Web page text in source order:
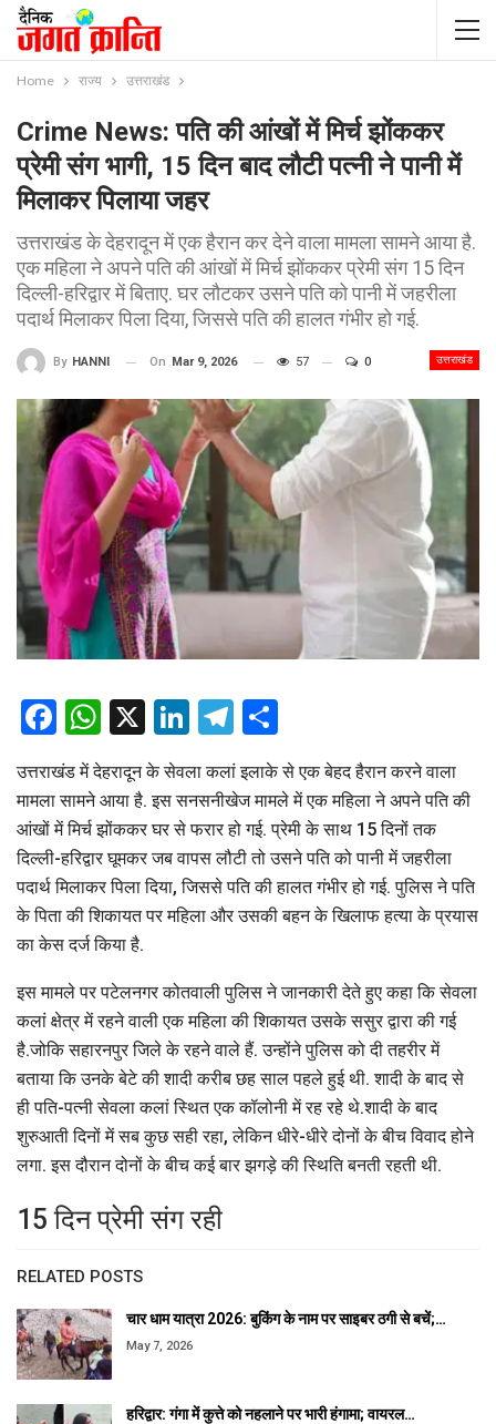
Home राज्य उत्तराखंड
Crime News: पति की आंखों में मिर्च झोंककर
प्रेमी संग भागी, 15 दिन बाद लौटी पत्नी ने पानी में
मिलाकर पिलाया जहर
उत्तराखंड के देहरादून में एक हैरान कर देने वाला मामला सामने आया है.
एक महिला ने अपने पति की आंखों में मिर्च झोंककर प्रेमी संग 15 दिन
दिल्ली-हरिद्वार में बिताए. घर लौटकर उसने पति को पानी में जहरीला
पदार्थ मिलाकर पिला दिया, जिससे पति की हालत गंभीर हो गई.
उत्तराखंड
By HANNI On Mar 9, 2026 57 0
Facebook
WhatsApp
X LinkedIn
Telegram
उत्तराखंड में देहरादून के सेवला कलां इलाके से एक बेहद हैरान करने वाला
मामला सामने आया है. इस सनसनीखेज मामले में एक महिला ने अपने पति की
आंखों में मिर्च झोंककर घर से फरार हो गई. प्रेमी के साथ 15 दिनों तक
दिल्ली-हरिद्वार घूमकर जब वापस लौटी तो उसने पति को पानी में जहरीला
पदार्थ मिलाकर पिला दिया, जिससे पति की हालत गंभीर हो गई. पुलिस ने पति
के पिता की शिकायत पर महिला और उसकी बहन के खिलाफ हत्या के प्रयास
का केस दर्ज किया है.
इस मामले पर पटेलनगर कोतवाली पुलिस ने जानकारी देते हुए कहा कि सेवला
कलां क्षेत्र में रहने वाली एक महिला की शिकायत उसके ससुर द्वारा की गई
है.जोकि सहारनपुर जिले के रहने वाले हैं. उन्होंने पुलिस को दी तहरीर में
बताया कि उनके बेटे की शादी करीब छह साल पहले हुई थी. शादी के बाद से
ही पति-पत्नी सेवला कलां स्थित एक कॉलोनी में रह रहे थे.शादी के बाद
शुरुआती दिनों में सब कुछ सही रहा, लेकिन धीरे-धीरे दोनों के बीच विवाद होने
लगा. इस दौरान दोनों के बीच कई बार झगड़े की स्थिति बनती रहती थी.
15 दिन प्रेमी संग रही
RELATED POSTS
चार धाम यात्रा 2026: बुकिंग के नाम पर साइबर ठगी से बचें;…
May 7, 2026
हरिद्वार: गंगा में कुत्ते को नहलाने पर भारी हंगामा; वायरल…